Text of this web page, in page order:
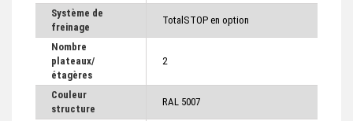
Système de
freinage
TotalSTOP en option
Nombre
plateaux/
étagères
2
Couleur
structure
RAL 5007